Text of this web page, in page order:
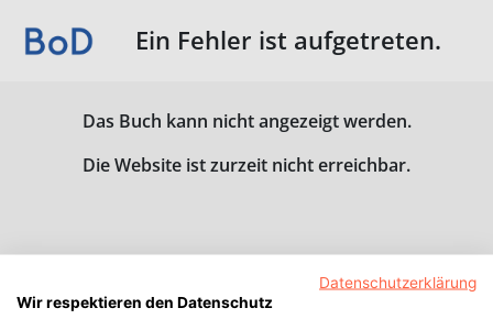
Ein Fehler ist aufgetreten.
Das Buch kann nicht angezeigt werden.
Die Website ist zurzeit nicht erreichbar.
Datenschutzerklärung
Wir respektieren den Datenschutz